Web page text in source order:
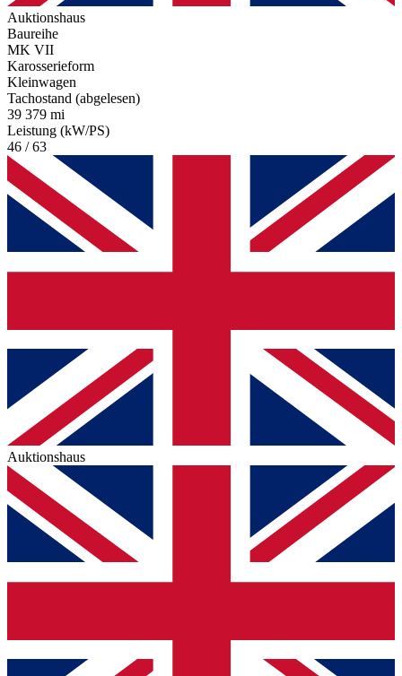
Auktionshaus
Baureihe
MK VII
Karosserieform
Kleinwagen
Tachostand (abgelesen)
39 379 mi
Leistung (kW/PS)
46 / 63
Auktionshaus